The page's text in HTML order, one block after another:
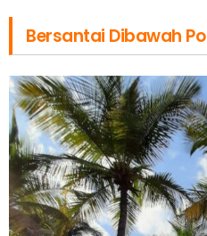
Bersantai Dibawah